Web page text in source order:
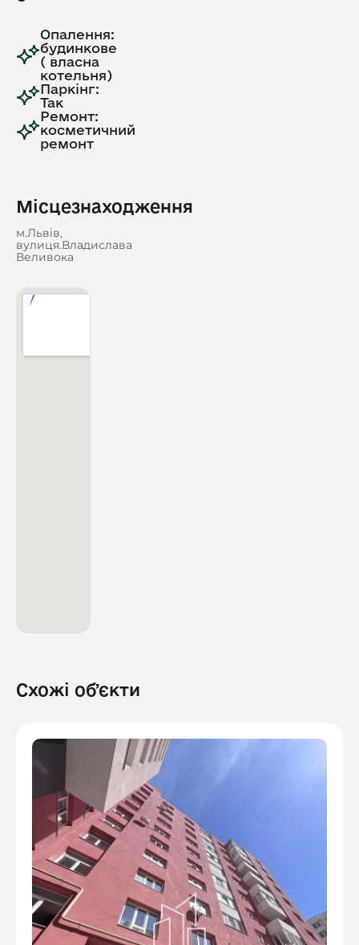
Опалення:
будинкове
( власна
котельня)
Паркінг:
Так
Ремонт:
косметичний
ремонт
Місцезнаходження
м.Львів,
вулиця.Владислава
Веливока
Схожі обʼєкти